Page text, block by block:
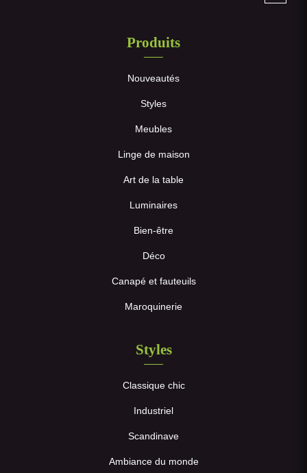
Produits
Nouveautés
Styles
Meubles
Linge de maison
Art de la table
Luminaires
Bien-être
Déco
Canapé et fauteuils
Maroquinerie
Styles
Classique chic
Industriel
Scandinave
Ambiance du monde